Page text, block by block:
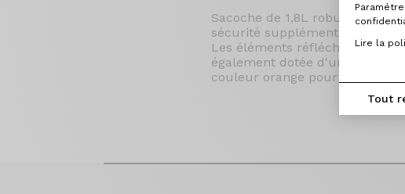
Lire la
Tout
Sacoche de 1,8L robuste et
sécurité supplémentaire dans
Les éléments réfléchissants,
également dotée d'une
couleur orange pour faciliter la